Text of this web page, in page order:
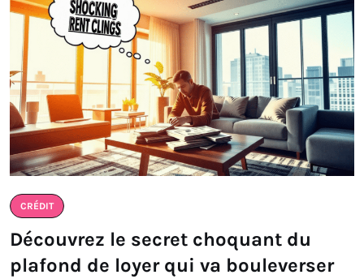
CRÉDIT
Découvrez le secret choquant du
plafond de loyer qui va bouleverser